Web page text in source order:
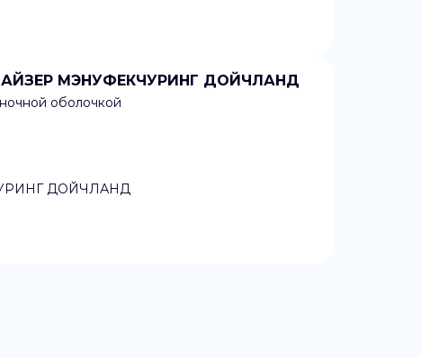
МЭНУФЕКЧУРИНГ ДОЙЧЛАНД
оболочкой
ДОЙЧЛАНД